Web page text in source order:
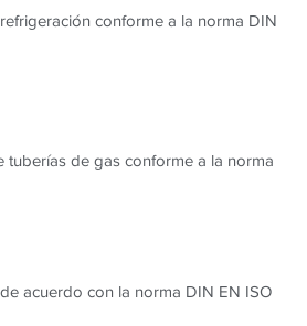
conforme a la norma DIN
tuberías de gas conforme a la norma
acuerdo con la norma DIN EN ISO